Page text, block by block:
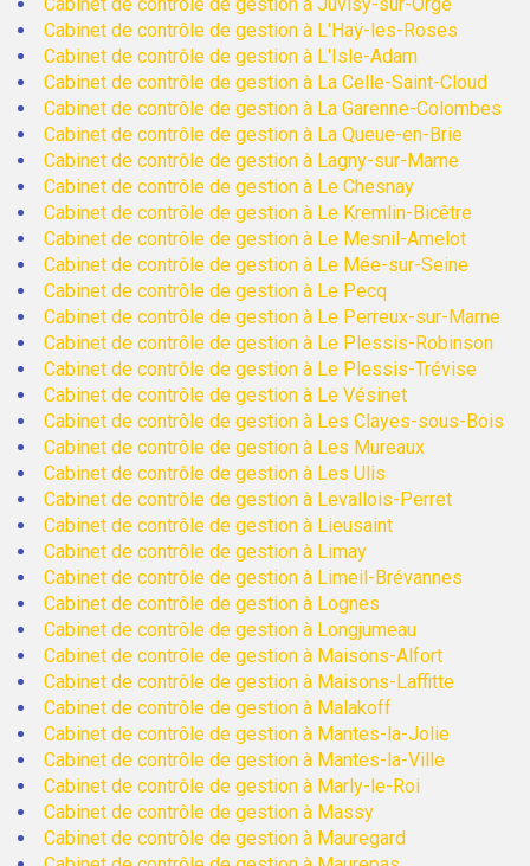
Cabinet de contrôle de gestion à L'Haÿ-les-Roses
Cabinet de contrôle de gestion à L'Isle-Adam
Cabinet de contrôle de gestion à La Celle-Saint-Cloud
Cabinet de contrôle de gestion à La Garenne-Colombes
Cabinet de contrôle de gestion à La Queue-en-Brie
Cabinet de contrôle de gestion à Lagny-sur-Marne
Cabinet de contrôle de gestion à Le Chesnay
Cabinet de contrôle de gestion à Le Kremlin-Bicêtre
Cabinet de contrôle de gestion à Le Mesnil-Amelot
Cabinet de contrôle de gestion à Le Mée-sur-Seine
Cabinet de contrôle de gestion à Le Pecq
Cabinet de contrôle de gestion à Le Perreux-sur-Marne
Cabinet de contrôle de gestion à Le Plessis-Robinson
Cabinet de contrôle de gestion à Le Plessis-Trévise
Cabinet de contrôle de gestion à Le Vésinet
Cabinet de contrôle de gestion à Les Clayes-sous-Bois
Cabinet de contrôle de gestion à Les Mureaux
Cabinet de contrôle de gestion à Les Ulis
Cabinet de contrôle de gestion à Levallois-Perret
Cabinet de contrôle de gestion à Lieusaint
Cabinet de contrôle de gestion à Limay
Cabinet de contrôle de gestion à Limeil-Brévannes
Cabinet de contrôle de gestion à Lognes
Cabinet de contrôle de gestion à Longjumeau
Cabinet de contrôle de gestion à Maisons-Alfort
Cabinet de contrôle de gestion à Maisons-Laffitte
Cabinet de contrôle de gestion à Malakoff
Cabinet de contrôle de gestion à Mantes-la-Jolie
Cabinet de contrôle de gestion à Mantes-la-Ville
Cabinet de contrôle de gestion à Marly-le-Roi
Cabinet de contrôle de gestion à Massy
Cabinet de contrôle de gestion à Mauregard